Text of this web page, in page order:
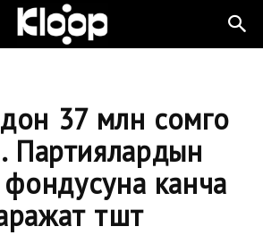
37 млн сомго
Партиялардын
канча
түштү